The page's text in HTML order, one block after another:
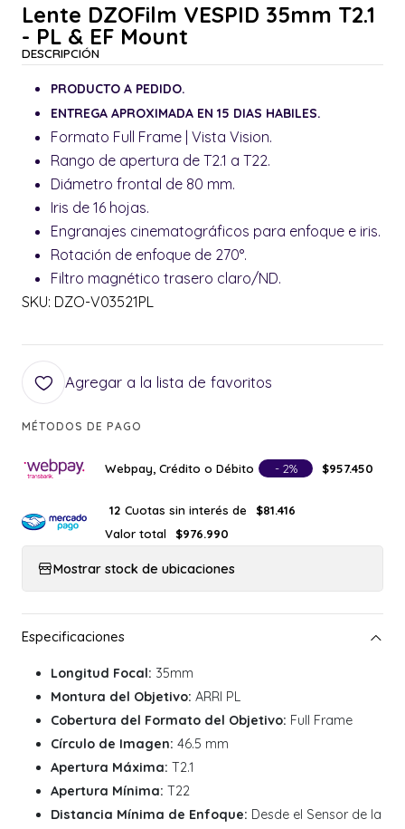
Lente DZOFilm VESPID 35mm T2.1
- PL & EF Mount
DESCRIPCIÓN
PRODUCTO A PEDIDO.
ENTREGA APROXIMADA EN 15 DIAS HABILES.
Formato Full Frame | Vista Vision.
Rango de apertura de T2.1 a T22.
Diámetro frontal de 80 mm.
Iris de 16 hojas.
Engranajes cinematográficos para enfoque e iris.
Rotación de enfoque de 270°.
Filtro magnético trasero claro/ND.
SKU: DZO-V03521PL
Agregar a la lista de favoritos
MÉTODOS DE PAGO
Webpay, Crédito o Débito - 2% $957.450
12 Cuotas sin interés de
$81.416
Valor total
$976.990
Mostrar stock de ubicaciones
Longitud Focal: 35mm
Montura del Objetivo: ARRI PL
Cobertura del Formato del Objetivo: Full Frame
Círculo de Imagen: 46.5 mm
Apertura Máxima: T2.1
Apertura Mínima: T22
Distancia Mínima de Enfoque: Desde el Sensor de la